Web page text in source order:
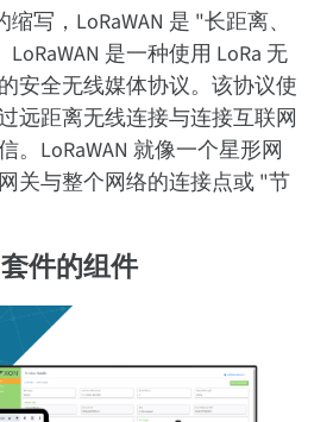
写，LoRaWAN 是 "长距离、
是一种使用 LoRa 无
安全无线媒体协议。该协议使
远距离无线连接与连接互联网
。LoRaWAN 就像一个星形网
关与整个网络的连接点或 "节
件的组件